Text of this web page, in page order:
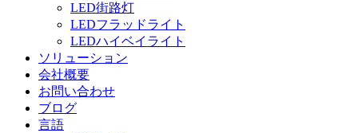
LED街路灯
LEDフラッドライト
LEDハイベイライト
ソリューション
会社概要
お問い合わせ
ブログ
言語